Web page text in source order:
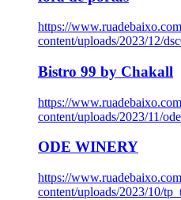
https://
content/uploads/2023/12/
Bistro 99 by Chakall
https://
content/uploads/2023/11/
ODE WINERY
https://
content/uploads/2023/10/